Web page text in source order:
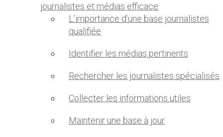
journalistes et médias efficace
L’importance d’une base journalistes
qualifiée
Identifier les médias pertinents
Rechercher les journalistes spécialisés
Collecter les informations utiles
Maintenir une base à jour